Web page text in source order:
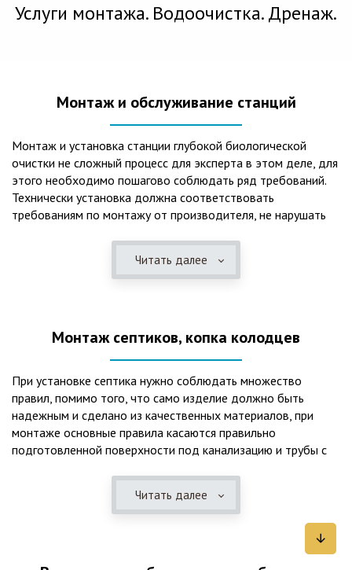
Услуги монтажа. Водоочистка. Дренаж.
Монтаж и обслуживание станций
Монтаж и установка станции глубокой биологической
очистки не сложный процесс для эксперта в этом деле, для
этого необходимо пошагово соблюдать ряд требований.
Технически установка должна соответствовать
требованиям по монтажу от производителя, не нарушать
представления о требованиях ПУЭ, ведь не качественный
монтаж может привезти не только к выходу из строя
вод – самый эффективный способ из всех существующих
оборудования вода может применяться для хозяйственных
нужд и полива огорода, а остатки ила при чистке могут
стать эффективным удобрением. Нет необходимости
тратить средства на ассенизаторскую машину. Системы
монтируются при минимуме земляных работ, без грязи и
заезда крупной техники, даже при очень высоком уровне
грунтовых вод. Служат до 50 и более лет при уникальной
необходимо удалять ил, самостоятельно или с помощью
Читать далее
Монтаж септиков, копка колодцев
При установке септика нужно соблюдать множество
правил, помимо того, что само изделие должно быть
надежным и сделано из качественных материалов, при
монтаже основные правила касаются правильно
подготовленной поверхности под канализацию и трубы с
Мы установим Вам емкости для фильтрации и отстаивания
сточных вод по технологиям, не приводящим к загрязнению
Читать далее